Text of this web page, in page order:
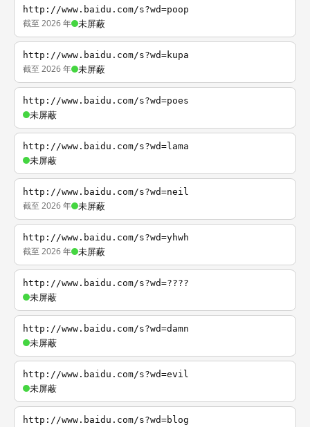
http://www.baidu.com/s?wd=poop
截至 2026 年 未屏蔽
http://www.baidu.com/s?wd=kupa
截至 2026 年 未屏蔽
http://www.baidu.com/s?wd=poes
未屏蔽
http://www.baidu.com/s?wd=lama
未屏蔽
http://www.baidu.com/s?wd=neil
截至 2026 年 未屏蔽
http://www.baidu.com/s?wd=yhwh
截至 2026 年 未屏蔽
http://www.baidu.com/s?wd=????
未屏蔽
http://www.baidu.com/s?wd=damn
未屏蔽
http://www.baidu.com/s?wd=evil
未屏蔽
http://www.baidu.com/s?wd=blog